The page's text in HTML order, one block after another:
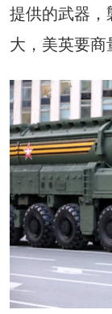
提供的武器，
大，美英要商